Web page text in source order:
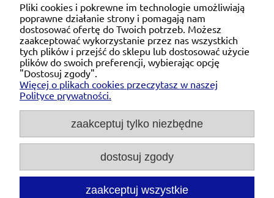
Pomoc
Moje konto
Płatności i dostawa
O nas
Michał Niedźwiecki Dobra Armatura, ul. Krakowska
28d/5, 71-021 Szczecin, woj. zachodniopomorskie,
697476240pon. - pt. 08:00-18:00 |
Pliki cookies i pokrewne im technologie umożliwiają
poprawne działanie strony i pomagają nam
dostosować ofertę do Twoich potrzeb. Możesz
zaakceptować wykorzystanie przez nas wszystkich
tych plików i przejść do sklepu lub dostosować użycie
plików do swoich preferencji, wybierając opcję
"Dostosuj zgody".
Więcej o plikach cookies przeczytasz w naszej
Polityce prywatności.
zaakceptuj tylko niezbędne
dostosuj zgody
zaakceptuj wszystkie